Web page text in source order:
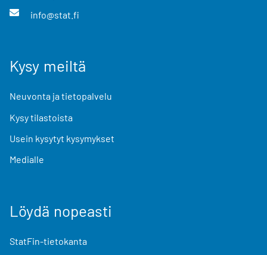
info@stat.fi
Kysy meiltä
Neuvonta ja tietopalvelu
Kysy tilastoista
Usein kysytyt kysymykset
Medialle
Löydä nopeasti
StatFin-tietokanta